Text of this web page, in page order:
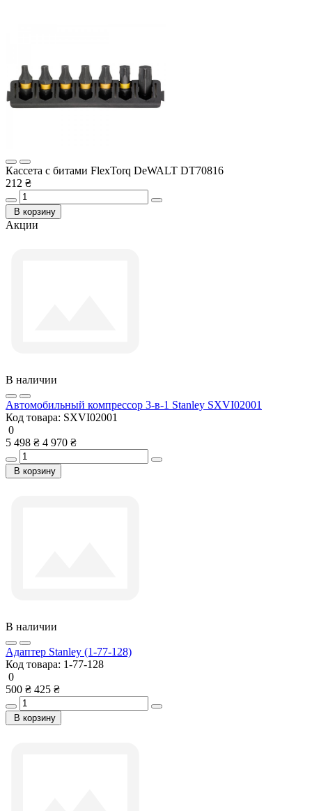
Кассета с битами FlexTorq DeWALT DT70816
212 ₴
В корзину
Акции
В наличии
Автомобильный компрессор 3-в-1 Stanley SXVI02001
Код товара: SXVI02001
0
5 498 ₴ 4 970 ₴
В корзину
В наличии
Адаптер Stanley (1-77-128)
Код товара: 1-77-128
0
500 ₴ 425 ₴
В корзину